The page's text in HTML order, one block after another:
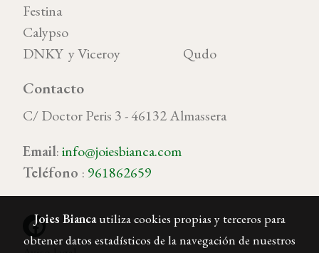
Festina
Calypso
DNKY y Viceroy Qudo
Contacto
C/ Doctor Peris 3 - 46132 Almassera
Email:info@joiesbianca.com
Teléfono : 961862659
Joies Biancautiliza cookies propias y terceros para
obtener datos estadísticos de la navegación de nuestros